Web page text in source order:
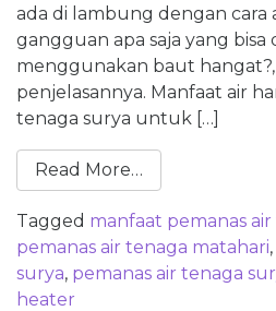
ada di lambung dengan cara
gangguan apa saja yang bisa
menggunakan baut
penjelasannya. Manfaat air
tenaga surya untuk […]
Read More…
Tagged manfaat pemanas
pemanas air tenaga matahari,
surya, pemanas air tenaga
heater